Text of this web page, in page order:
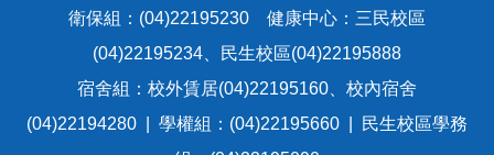
衛保組：(04)22195230 健康中心：三民校區
(04)22195234、民生校區(04)22195888
宿舍組：校外賃居(04)22195160、校內宿舍
(04)22194280 | 學權組：(04)22195660 | 民生校區學務